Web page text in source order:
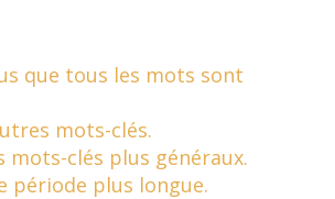
que tous les mots sont
mots-clés.
mots-clés plus généraux.
période plus longue.